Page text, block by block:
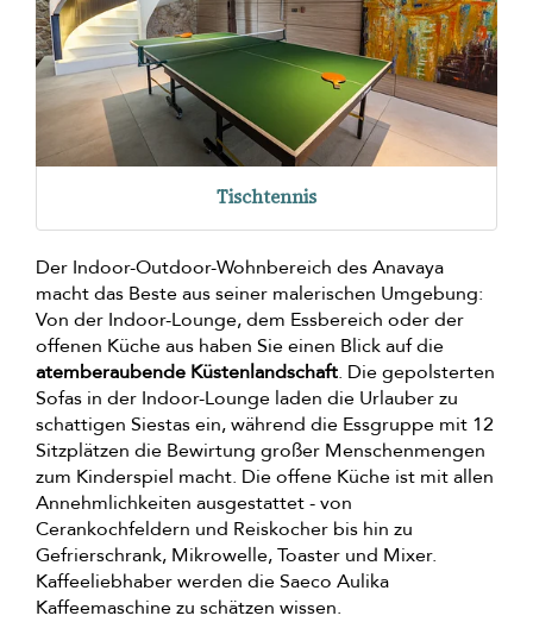
Tischtennis
Der Indoor-Outdoor-Wohnbereich des Anavaya
macht das Beste aus seiner malerischen Umgebung:
Von der Indoor-Lounge, dem Essbereich oder der
offenen Küche aus haben Sie einen Blick auf die
atemberaubende Küstenlandschaft. Die gepolsterten
Sofas in der Indoor-Lounge laden die Urlauber zu
schattigen Siestas ein, während die Essgruppe mit 12
Sitzplätzen die Bewirtung großer Menschenmengen
zum Kinderspiel macht. Die offene Küche ist mit allen
Annehmlichkeiten ausgestattet - von
Cerankochfeldern und Reiskocher bis hin zu
Gefrierschrank, Mikrowelle, Toaster und Mixer.
Kaffeeliebhaber werden die Saeco Aulika
Kaffeemaschine zu schätzen wissen.